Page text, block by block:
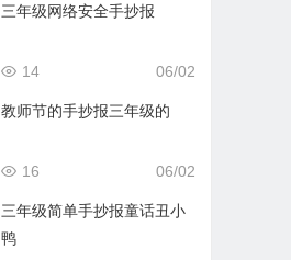
三年级网络安全手抄报
06/02
14
教师节的手抄报三年级的
06/02
16
三年级简单手抄报童话丑小
鸭